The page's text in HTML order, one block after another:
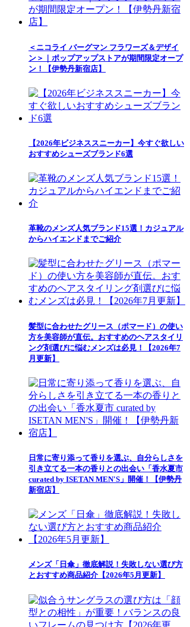
＜ニコライ バーグマン フラワーズ＆デザイ
ン＞｜ポップアップストアが期間限定オープ
ン！【伊勢丹新宿店】
【2026年ビジネススニーカー】今すぐ欲しい
おすすめシューズブランド6選
革靴のメンズ人気ブランド15選！カジュアル
からハイエンドまでご紹介
髪型に合わせたグリース（ポマード）の使い
方を美容師が直伝。おすすめのヘアスタイリ
ング剤選びに悩むメンズは必見！【2026年7
月更新】
日常に寄り添って香りを選ぶ、自分らしさを
引き立てる一本の香りとの出会い「香水夏市
curated by ISETAN MEN'S」開催！【伊勢丹
新宿店】
メンズ「日傘」徹底解説！失敗しない選び方
とおすすめ商品紹介【2026年5月更新】